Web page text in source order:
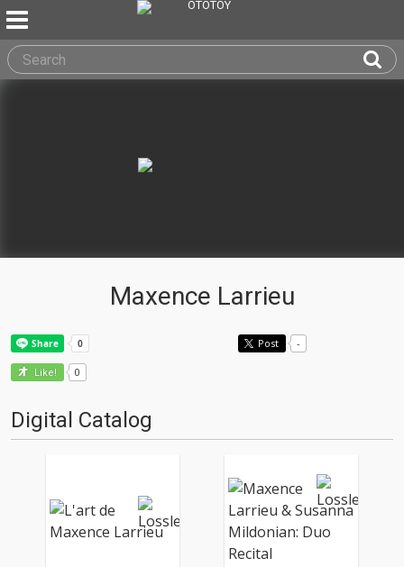
Maxence Larrieu
Post -
Like! 0
Digital Catalog